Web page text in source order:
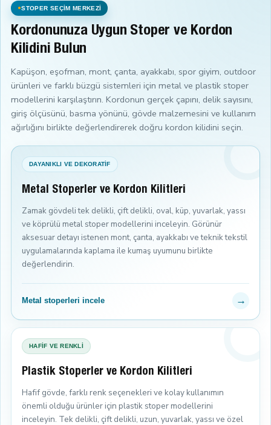
STOPER SEÇİM MERKEZİ
Kordonunuza Uygun Stoper ve Kordon
Kilidini Bulun
Kapüşon, eşofman, mont, çanta, ayakkabı, spor giyim, outdoor
ürünleri ve farklı büzgü sistemleri için metal ve plastik stoper
modellerini karşılaştırın. Kordonun gerçek çapını, delik sayısını,
giriş ölçüsünü, basma yönünü, gövde malzemesini ve kullanım
ağırlığını birlikte değerlendirerek doğru kordon kilidini seçin.
DAYANIKLI VE DEKORATİF
Metal Stoperler ve Kordon Kilitleri
Zamak gövdeli tek delikli, çift delikli, oval, küp, yuvarlak, yassı
ve köprülü metal stoper modellerini inceleyin. Görünür
aksesuar detayı istenen mont, çanta, ayakkabı ve teknik tekstil
uygulamalarında kaplama ile kumaş uyumunu birlikte
değerlendirin.
Metal stoperleri incele →
HAFİF VE RENKLİ
Plastik Stoperler ve Kordon Kilitleri
Hafif gövde, farklı renk seçenekleri ve kolay kullanımın
önemli olduğu ürünler için plastik stoper modellerini
inceleyin. Tek delikli, çift delikli, uzun, yuvarlak, yassı ve özel